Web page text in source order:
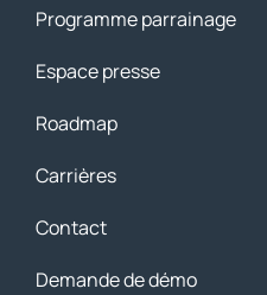
Programme parrainage
Espace presse
Roadmap
Carrières
Contact
Demande de démo